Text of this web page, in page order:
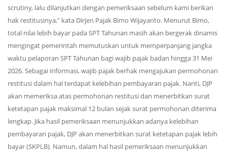
scrutiny, lalu dilanjutkan dengan pemeriksaan sebelum kami berikan
hak restitusinya,” kata Dirjen Pajak Bimo Wijayanto. Menurut Bimo,
total nilai lebih bayar pada SPT Tahunan masih akan bergerak dinamis
mengingat pemerintah memutuskan untuk memperpanjang jangka
waktu pelaporan SPT Tahunan bagi wajib pajak badan hingga 31 Mei
2026. Sebagai informasi, wajib pajak berhak mengajukan permohonan
restitusi dalam hal terdapat kelebihan pembayaran pajak. Nanti, DJP
akan memeriksa atas permohonan restitusi dan menerbitkan surat
ketetapan pajak maksimal 12 bulan sejak surat permohonan diterima
lengkap. Jika hasil pemeriksaan menunjukkan adanya kelebihan
pembayaran pajak, DJP akan menerbitkan surat ketetapan pajak lebih
bayar (SKPLB). Namun, dalam hal hasil pemeriksaan menunjukkan